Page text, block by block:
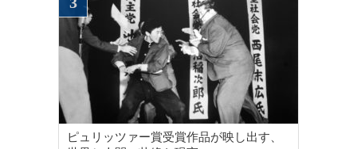
ピュリッツァー賞受賞作品が映し出す、